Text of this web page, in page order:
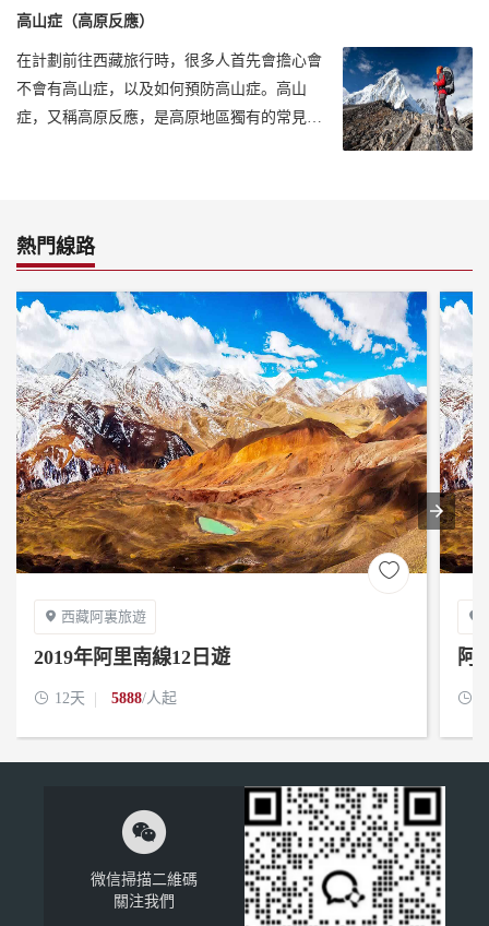
高山症（高原反應）
在計劃前往西藏旅行時，很多人首先會擔心會
不會有高山症，以及如何預防高山症。高山
症，又稱高原反應，是高原地區獨有的常見
熱門線路

 西藏阿裏旅遊
2019年阿里南線12日遊
 12天 5888/人起

阿


微信掃描二維碼
關注我們